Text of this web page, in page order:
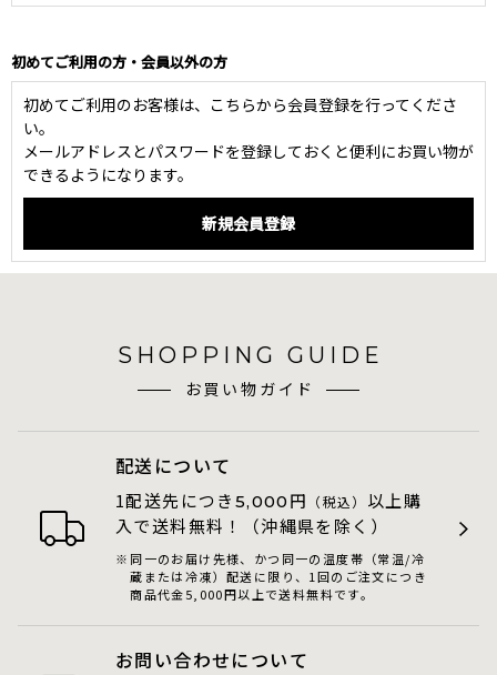
初めてご利用の方・会員以外の方
初めてご利用のお客様は、こちらから会員登録を行ってくださ
い。
メールアドレスとパスワードを登録しておくと便利にお買い物が
できるようになります。
SHOPPING GUIDE
お買い物ガイド
配送について
1配送先につき 5,000 円 （税込） 以上購
入で送料無料！（沖縄県を除く）
同一のお届け先様、かつ同一の温度帯（常温/冷
蔵または冷凍）配送に限り、1回のご注文につき
商品代金5,000円以上で送料無料です。
お問い合わせについて